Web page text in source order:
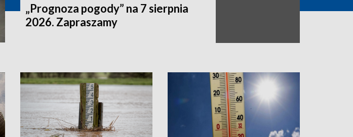
„Prognoza pogody” na 7 sierpnia
2026. Zapraszamy